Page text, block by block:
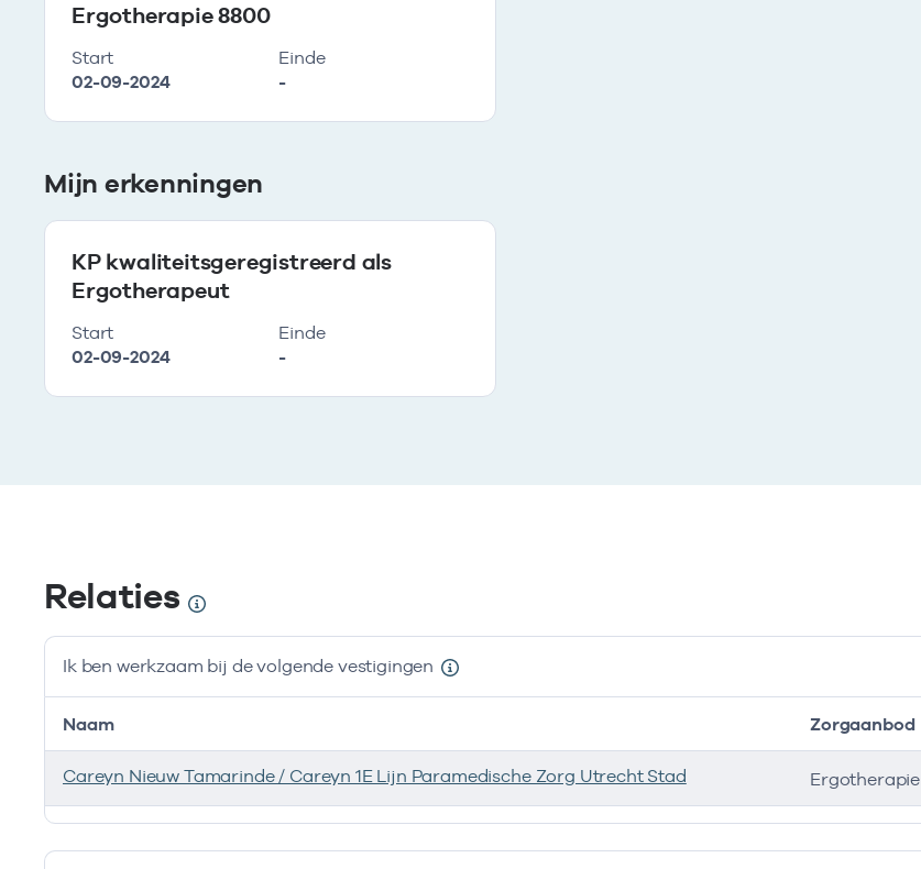
Ergotherapie 8800
Start
02-09-2024
Einde
-
Mijn erkenningen
KP kwaliteitsgeregistreerd als
Ergotherapeut
Start
02-09-2024
Einde
-
Relaties
Ik ben werkzaam bij de volgende vestigingen
Ik ben werkzaam bij de volgende vestigingen
Naam Zorgaanbod
Careyn Nieuw Tamarinde / Careyn 1E Lijn Paramedische Zorg Utrecht Stad Ergotherapie